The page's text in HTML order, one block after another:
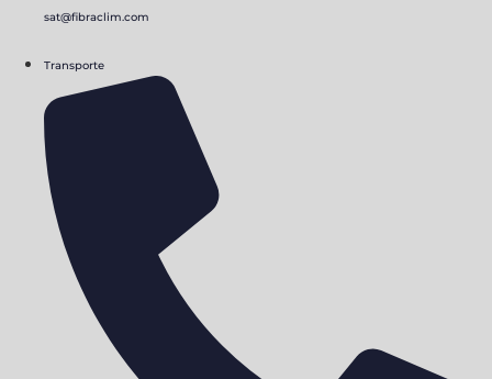
sat@fibraclim.com
Transporte